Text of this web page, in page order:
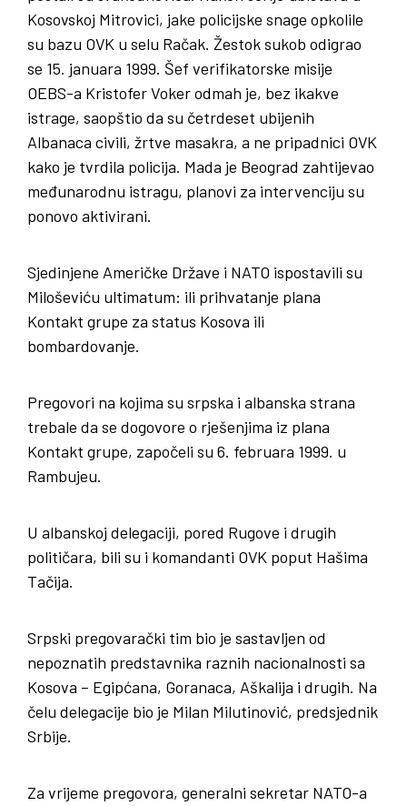
Kosovskoj Mitrovici, jake policijske snage opkolile
su bazu OVK u selu Račak. Žestok sukob odigrao
se 15. januara 1999. Šef verifikatorske misije
OEBS-a Kristofer Voker odmah je, bez ikakve
istrage, saopštio da su četrdeset ubijenih
Albanaca civili, žrtve masakra, a ne pripadnici OVK
kako je tvrdila policija. Mada je Beograd zahtijevao
međunarodnu istragu, planovi za intervenciju su
ponovo aktivirani.
Sjedinjene Američke Države i NATO ispostavili su
Miloševiću ultimatum: ili prihvatanje plana
Kontakt grupe za status Kosova ili
bombardovanje.
Pregovori na kojima su srpska i albanska strana
trebale da se dogovore o rješenjima iz plana
Kontakt grupe, započeli su 6. februara 1999. u
Rambujeu.
U albanskoj delegaciji, pored Rugove i drugih
političara, bili su i komandanti OVK poput Hašima
Tačija.
Srpski pregovarački tim bio je sastavljen od
nepoznatih predstavnika raznih nacionalnosti sa
Kosova – Egipćana, Goranaca, Aškalija i drugih. Na
čelu delegacije bio je Milan Milutinović, predsjednik
Srbije.
Za vrijeme pregovora, generalni sekretar NATO-a